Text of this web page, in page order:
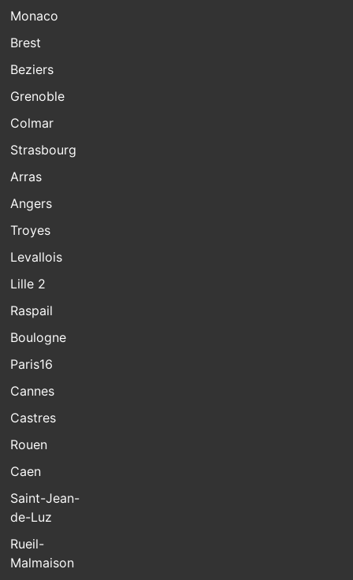
Monaco
Brest
Beziers
Grenoble
Colmar
Strasbourg
Arras
Angers
Troyes
Levallois
Lille 2
Raspail
Boulogne
Paris16
Cannes
Castres
Rouen
Caen
Saint-Jean-
de-Luz
Rueil-
Malmaison